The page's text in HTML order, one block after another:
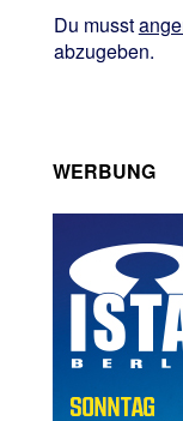
Du musst
abzugeben.
WERBUNG